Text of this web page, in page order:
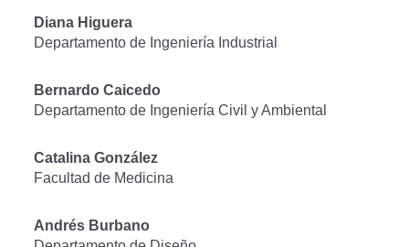
Diana Higuera
Departamento de Ingeniería Industrial
Bernardo Caicedo
Departamento de Ingeniería Civil y Ambiental
Catalina González
Facultad de Medicina
Andrés Burbano